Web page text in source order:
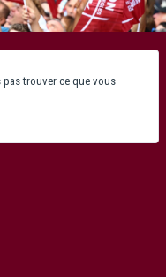
trouver ce que vous